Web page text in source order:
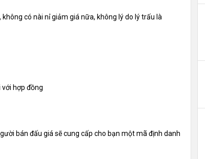
có nài nỉ giảm giá nữa, không lý do lý trấu là
hợp đồng
bán đấu giá sẽ cung cấp cho bạn một mã định danh